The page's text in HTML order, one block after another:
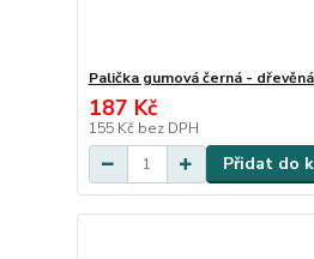
Palička gumová černá -
187 Kč
155 Kč bez DPH
Přidat do